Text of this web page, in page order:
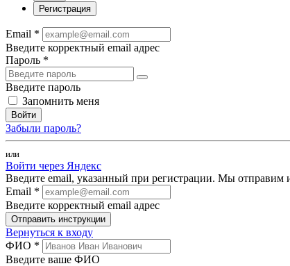
Регистрация
Email *
Введите корректный email адрес
Пароль *
Введите пароль
Запомнить меня
Войти
Забыли пароль?
или
Войти через Яндекс
Введите email, указанный при регистрации. Мы отправим
Email *
Введите корректный email адрес
Отправить инструкции
Вернуться к входу
ФИО *
Введите ваше ФИО